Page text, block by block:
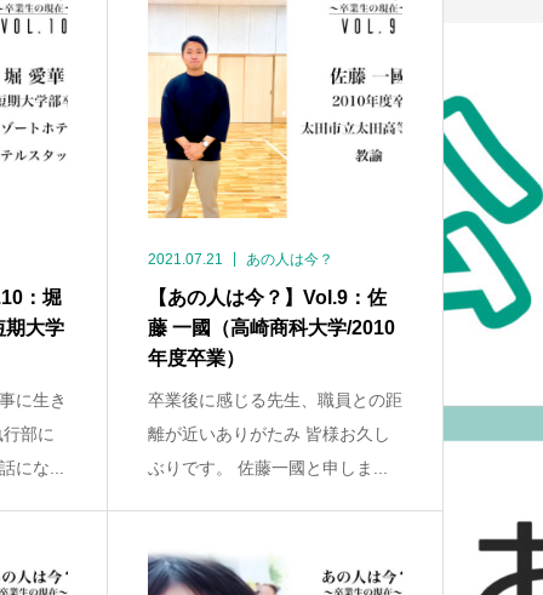
：堀
期大学
に生き
部に
にな...
2021.07.21 あの人は今？
【あの人は今？】Vol.9：佐
藤 一國（高崎商科大学/2010
年度卒業）
卒業後に感じる先生、職員との距
離が近いありがたみ 皆様お久し
ぶりです。 佐藤一國と申しま...